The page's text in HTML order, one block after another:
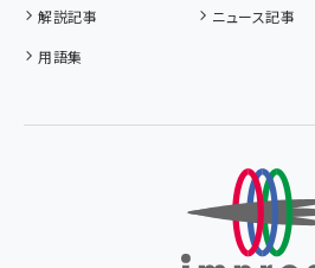
解説記事 ニュース記事
用語集